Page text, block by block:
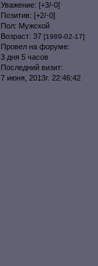
Уважение: [+3/-0]
Позитив: [+2/-0]
Пол: Мужской
Возраст: 37 [1989-02-17]
Провел на форуме:
3 дня 5 часов
Последний визит:
7 июня, 2013г. 22:46:42